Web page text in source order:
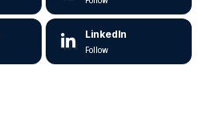
LinkedIn
Follow